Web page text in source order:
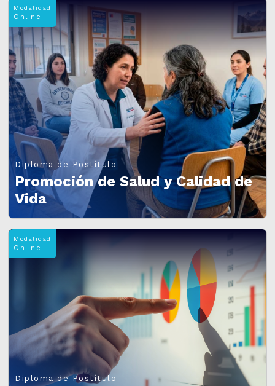
Modalidad
Online
Diploma de Postítulo
Promoción de Salud y Calidad de
Vida
Modalidad
Online
Diploma de Postítulo